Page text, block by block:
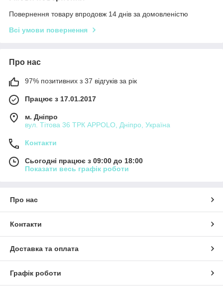
Повернення товару впродовж 14 днів за домовленістю
Всі умови повернення
Про нас
97% позитивних з 37 відгуків за рік
Працює з 17.01.2017
м. Дніпро
вул. Тітова 36 ТРК APPOLO, Дніпро, Україна
Контакти
Сьогодні працює з 09:00 до 18:00
Показати весь графік роботи
Про нас
Контакти
Доставка та оплата
Графік роботи